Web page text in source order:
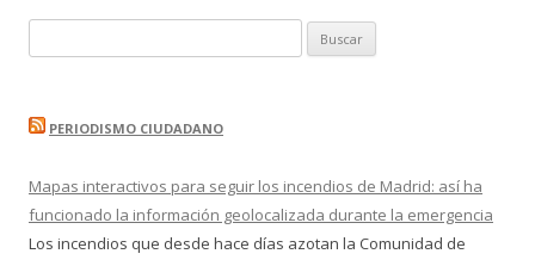
PERIODISMO CIUDADANO
Mapas interactivos para seguir los incendios de Madrid: así ha
funcionado la información geolocalizada durante la emergencia
Los incendios que desde hace días azotan la Comunidad de